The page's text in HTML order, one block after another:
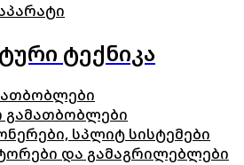
ტექნიკა
სპლიტ სისტემები
და გამაგრილებლები